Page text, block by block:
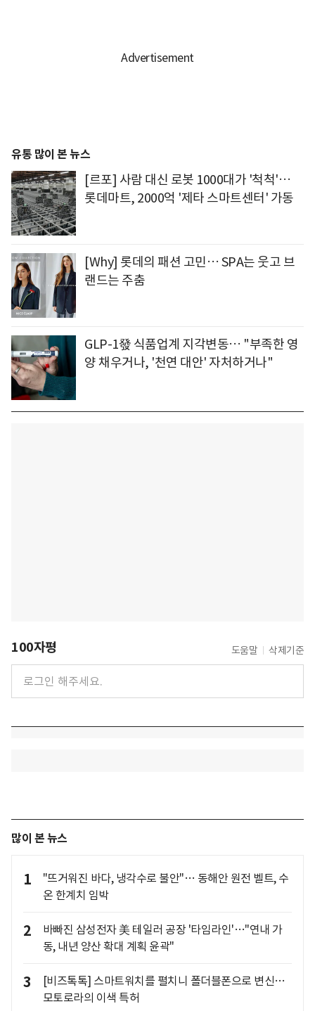
유통 많이 본 뉴스
[르포] 사람 대신 로봇 1000대가 '척척'…
롯데마트, 2000억 '제타 스마트센터' 가동
[Why] 롯데의 패션 고민… SPA는 웃고 브
랜드는 주춤
GLP-1發 식품업계 지각변동… "부족한 영
양 채우거나, '천연 대안' 자처하거나"
100자평 도움말 삭제기준
많이 본 뉴스
1
"뜨거워진 바다, 냉각수로 불안"… 동해안 원전 벨트, 수
온 한계치 임박
2
바빠진 삼성전자 美 테일러 공장 '타임라인'…"연내 가
동, 내년 양산 확대 계획 윤곽"
3
[비즈톡톡] 스마트워치를 펼치니 폴더블폰으로 변신…
모토로라의 이색 특허